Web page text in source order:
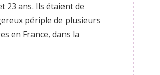
23 ans. Ils étaient de
périple de plusieurs
en France, dans la